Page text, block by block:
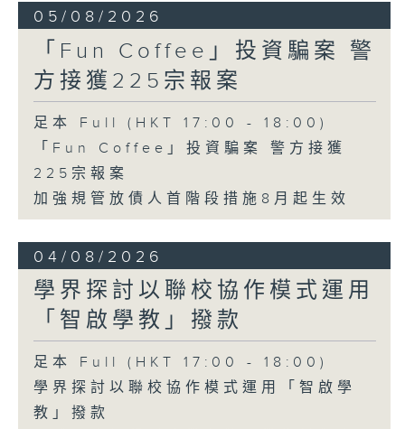
05/08/2026
「Fun Coffee」投資騙案 警
方接獲225宗報案
足本 Full (HKT 17:00 - 18:00)
「Fun Coffee」投資騙案 警方接獲
225宗報案
加強規管放債人首階段措施8月起生效
04/08/2026
學界探討以聯校協作模式運用
「智啟學教」撥款
足本 Full (HKT 17:00 - 18:00)
學界探討以聯校協作模式運用「智啟學
教」撥款